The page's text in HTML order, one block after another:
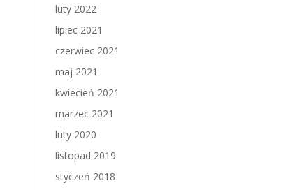
luty 2022
lipiec 2021
czerwiec 2021
maj 2021
kwiecień 2021
marzec 2021
luty 2020
listopad 2019
styczeń 2018